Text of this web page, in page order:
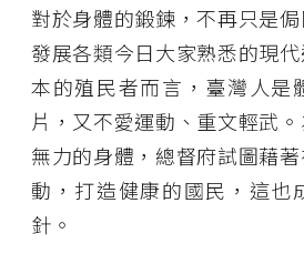
對於身體的鍛鍊，不再只是
發展各類今日大家熟悉的現
本的殖民者而言，臺灣人是
片，又不愛運動、重文輕武
無力的身體，總督府試圖藉
動，打造健康的國民，這也
針。